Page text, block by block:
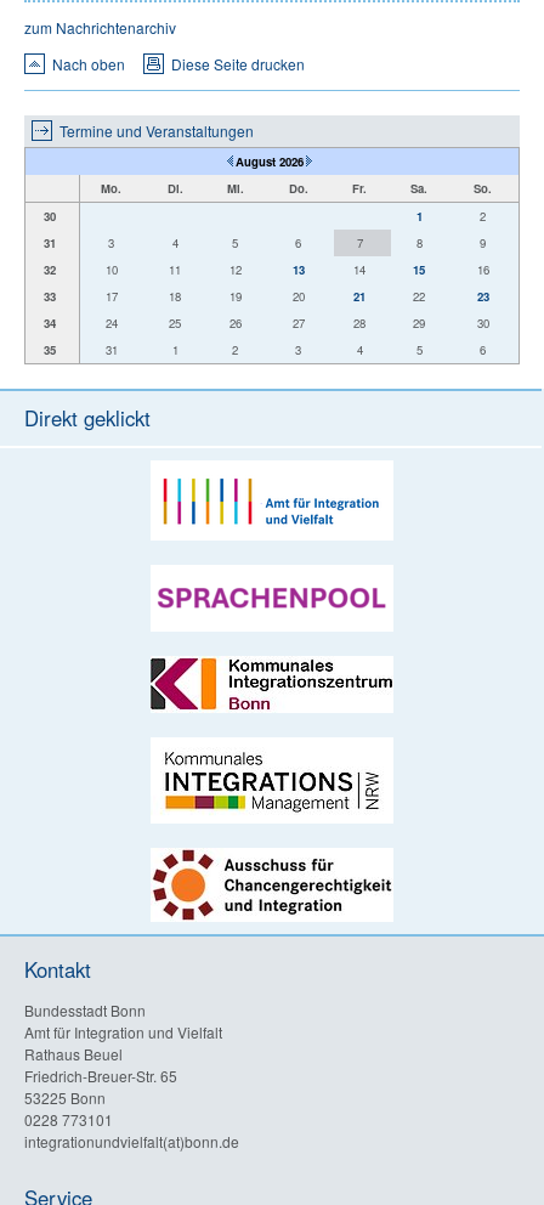
zum Nachrichtenarchiv
Nach oben
Diese Seite drucken
Termine und Veranstaltungen
August 2026
Mo.
Di. Mi. Do. Fr. Sa.
So.
30
1
2
31
3 4 5 6 7 8
9
32
10 11 12 13 14 15
16
33
17 18 19 20 21 22
23
34
24 25 26 27 28 29
30
35
31 1 2 3 4 5 6
Direkt geklickt
Kontakt
Bundesstadt Bonn
Amt für Integration und Vielfalt
Rathaus Beuel
Friedrich-Breuer-Str. 65
53225 Bonn
0228 773101
integrationundvielfalt(at)bonn.de
Service